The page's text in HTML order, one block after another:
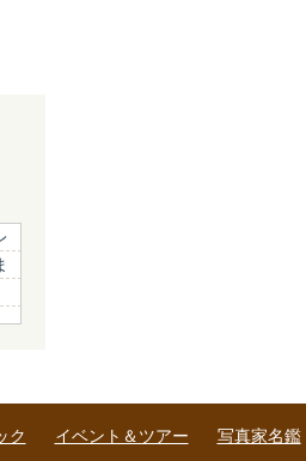
ク イベント＆ツアー 写真家名鑑